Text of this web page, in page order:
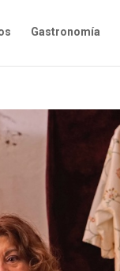
Gastronomía